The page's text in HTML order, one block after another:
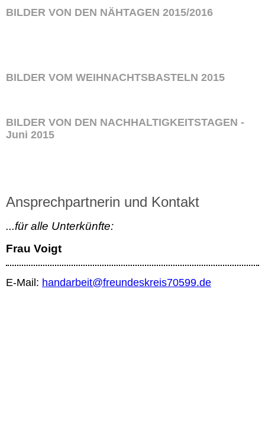
BILDER VON DEN NÄHTAGEN 2015/2016
BILDER VOM WEIHNACHTSBASTELN 2015
BILDER VON DEN NACHHALTIGKEITSTAGEN -
Juni 2015
Ansprechpartnerin und Kontakt
...für alle Unterkünfte:
Frau Voigt
E-Mail: handarbeit@freundeskreis70599.de